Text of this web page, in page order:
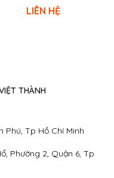
LIÊN HỆ
Phú, Tp Hồ Chí Minh
THÀNH
Phường 2, Quận 6, Tp